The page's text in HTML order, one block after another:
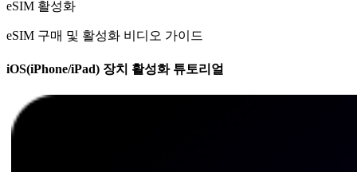
eSIM 활성화
eSIM 구매 및 활성화 비디오 가이드
iOS(iPhone/iPad) 장치 활성화 튜토리얼